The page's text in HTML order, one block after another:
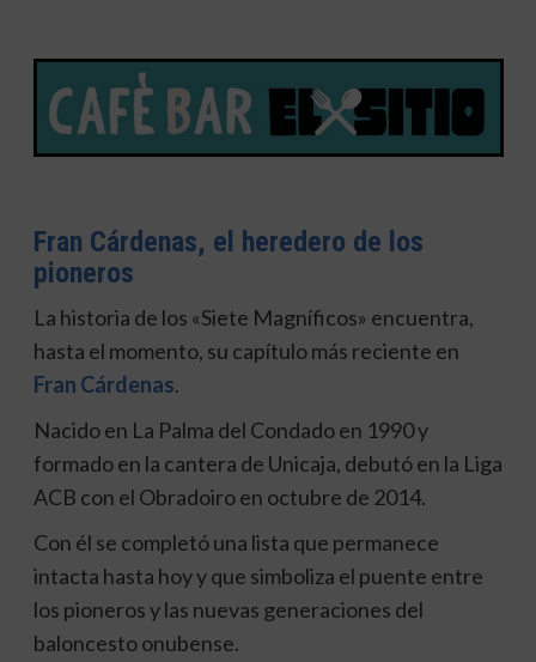
Fran Cárdenas, el heredero de los
pioneros
La historia de los «Siete Magníficos» encuentra,
hasta el momento, su capítulo más reciente en
Fran Cárdenas.
Nacido en La Palma del Condado en 1990 y
formado en la cantera de Unicaja, debutó en la Liga
ACB con el Obradoiro en octubre de 2014.
Con él se completó una lista que permanece
intacta hasta hoy y que simboliza el puente entre
los pioneros y las nuevas generaciones del
baloncesto onubense.